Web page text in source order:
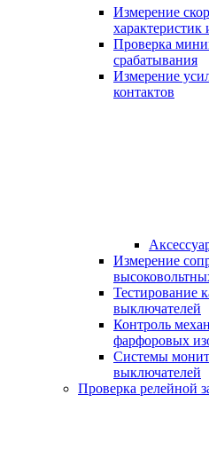
Измерение
характеристик
Проверка
срабатывания
Измерение
контактов
Измерение
Тестирование
выключателей
Контроль
фарфоровых
Системы
выключателей
Проверка релейной